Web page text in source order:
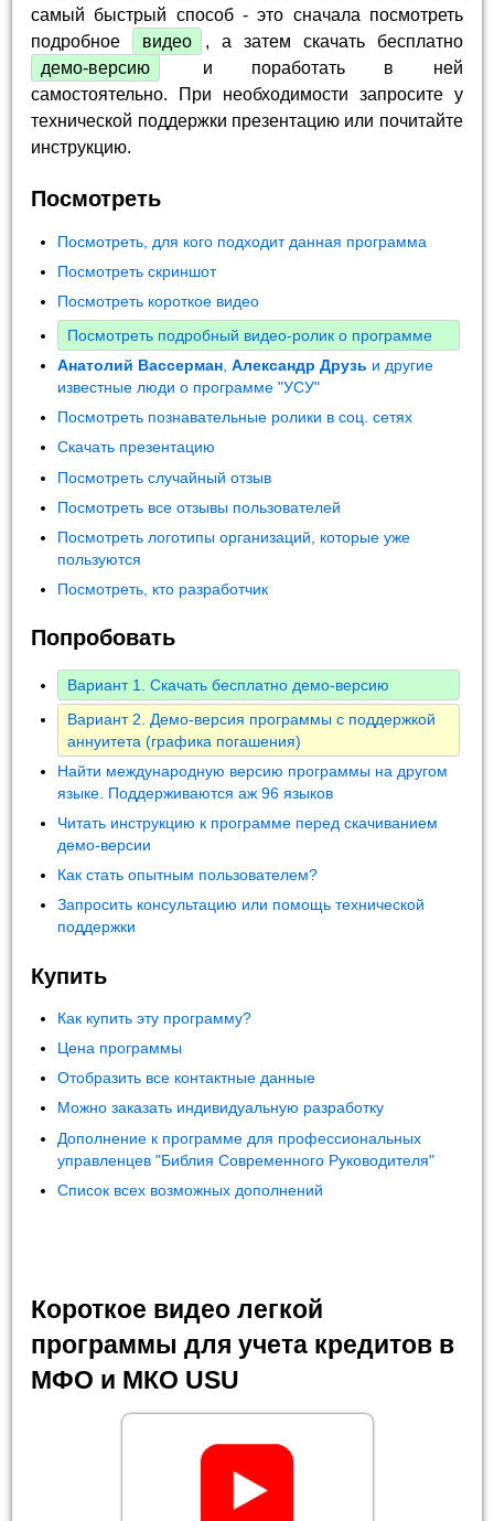
самый быстрый способ - это сначала посмотреть
подробное
видео
, а затем скачать бесплатно
демо-версию
и поработать в ней
самостоятельно. При необходимости запросите у
технической поддержки презентацию или почитайте
инструкцию.
Посмотреть
Посмотреть, для кого подходит данная программа
Посмотреть скриншот
Посмотреть короткое видео
Посмотреть подробный видео-ролик о программе
Анатолий Вассерман ,Александр Друзь и другие
известные люди о программе "УСУ"
Посмотреть познавательные ролики в соц. сетях
Скачать презентацию
Посмотреть случайный отзыв
Посмотреть все отзывы пользователей
Посмотреть логотипы организаций, которые уже
пользуются
Посмотреть, кто разработчик
Попробовать
Вариант 1. Скачать бесплатно демо-версию
Вариант 2. Демо-версия программы с поддержкой
аннуитета (графика погашения)
Найти международную версию программы на другом
языке. Поддерживаются аж 96 языков
Читать инструкцию к программе перед скачиванием
демо-версии
Как стать опытным пользователем?
Запросить консультацию или помощь технической
поддержки
Купить
Как купить эту программу?
Цена программы
Отобразить все контактные данные
Можно заказать индивидуальную разработку
Дополнение к программе для профессиональных
управленцев "Библия Современного Руководителя"
Список всех возможных дополнений
Короткое видео легкой
программы для учета кредитов в
МФО и МКО USU